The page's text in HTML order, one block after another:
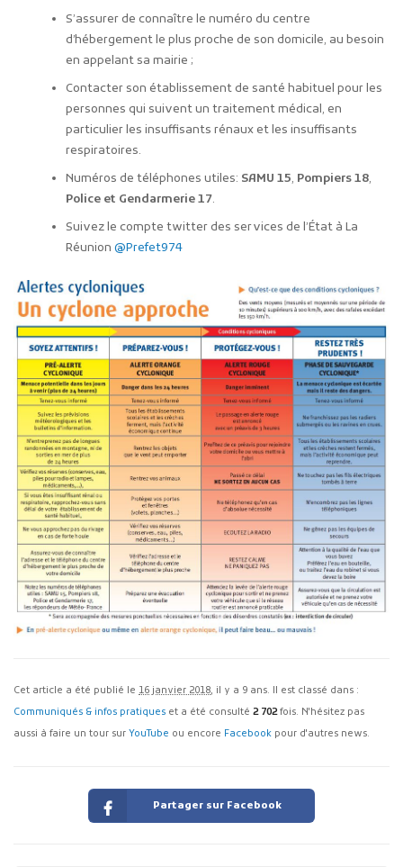
S’assurer de connaître le numéro du centre
d’hébergement le plus proche de son domicile, au besoin
en appelant sa mairie ;
Contacter son établissement de santé habituel pour les
personnes qui suivent un traitement médical, en
particulier les insuffisants rénaux et les insuffisants
respiratoires.
Numéros de téléphones utiles: SAMU 15, Pompiers 18,
Police et Gendarmerie 17.
Suivez le compte twitter des services de l’État à La
Réunion@Prefet974
Cet article a été publié le 16 janvier 2018, il y a 9 ans. Il est classé dans :
Communiqués & infos pratiques et a été consulté 2 702fois. N'hésitez pas
aussi à faire un tour sur YouTube ou encore Facebook pour d'autres news.
Partager sur Facebook